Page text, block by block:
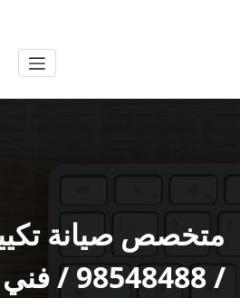
متخصص صيانة
/